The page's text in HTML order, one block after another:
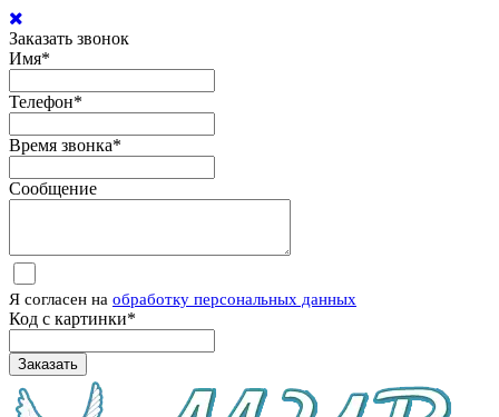
Заказать звонок
Имя*
Телефон*
Время звонка*
Сообщение
Я согласен на обработку персональных данных
Код с картинки*
Заказать